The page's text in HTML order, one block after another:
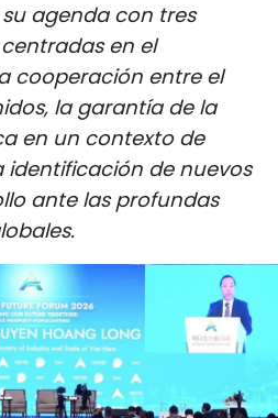
- ENTRETENIMIENTO
DE AMISTAD
MULTIMEDIA
SOMOS?
agenda con tres
en el
cooperación entre el
la garantía de la
en un contexto de
identificación de nuevos
ante las profundas